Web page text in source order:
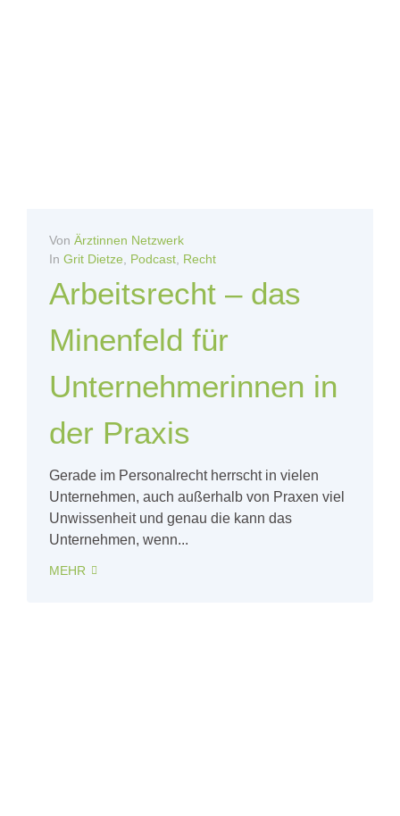
Von Ärztinnen Netzwerk
In Grit Dietze, Podcast, Recht
Arbeitsrecht – das
Minenfeld für
Unternehmerinnen in
der Praxis
Gerade im Personalrecht herrscht in vielen
Unternehmen, auch außerhalb von Praxen viel
Unwissenheit und genau die kann das
Unternehmen, wenn...
MEHR